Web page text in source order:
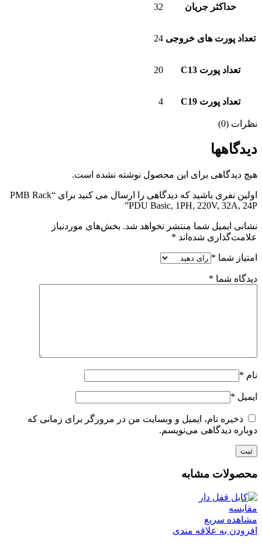
حداکثر جریان 32
تعداد پورت های خروجی 24
تعداد پورت C13 20
تعداد پورت C19 4
نظرات (0)
دیدگاهها
هیچ دیدگاهی برای این محصول نوشته نشده است.
اولین نفری باشید که دیدگاهی را ارسال می کنید برای “PMB Rack
PDU Basic, 1PH, 220V, 32A, 24P”
نشانی ایمیل شما منتشر نخواهد شد. بخش‌های موردنیاز
علامت‌گذاری شده‌اند *
امتیاز شما *
دیدگاه شما *
نام *
ایمیل *
ذخیره نام، ایمیل و وبسایت من در مرورگر برای زمانی که
دوباره دیدگاهی می‌نویسم.
محصولات مشابه
مقایسه
مشاهده سریع
افزودن به علاقه مندی